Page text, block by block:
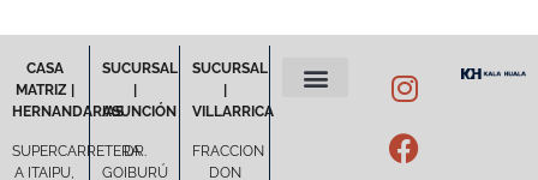
CASA
MATRIZ |
HERNANDARIAS
SUPERCARRETERA
A ITAIPU,
SUCURSAL
ASUNCIÓN
DR.
GOIBURÚ
SUCURSAL
VILLARRICA
FRACCION
DON